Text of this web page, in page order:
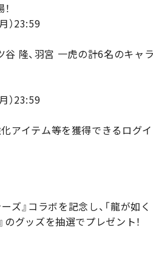
）23:59
谷 隆、羽宮 一虎の計6名のキャ
）23:59
アイテム等を獲得できるログ
ズ』コラボを記念し、「龍が
グッズを抽選でプレゼント！